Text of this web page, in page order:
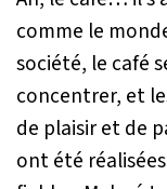
comme le
société, le café
concentrer, et
de plaisir et de
ont été